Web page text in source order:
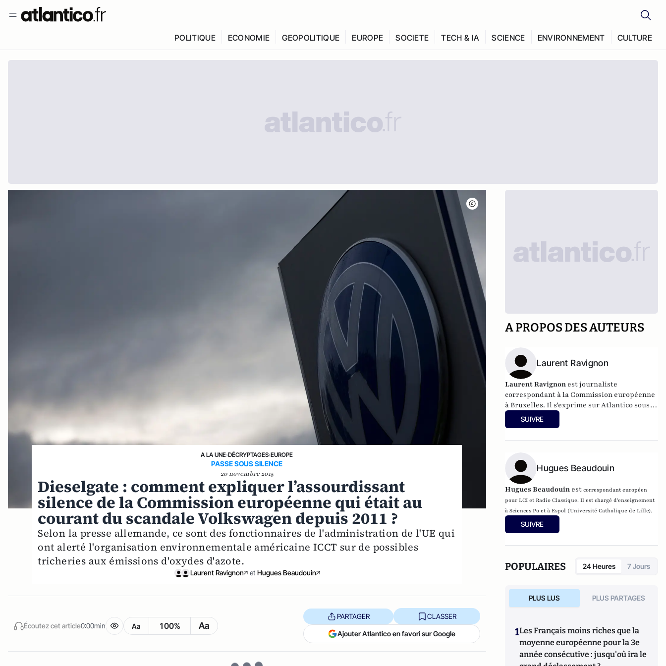
POLITIQUE ECONOMIE GEOPOLITIQUE EUROPE SOCIETE TECH & IA SCIENCE ENVIRONNEMENT CULTURE
A LA UNE›DÉCRYPTAGES›EUROPE
PASSE SOUS SILENCE
20 novembre 2015
Dieselgate : comment expliquer l’assourdissant
silence de la Commission européenne qui était au
courant du scandale Volkswagen depuis 2011 ?
Selon la presse allemande, ce sont des fonctionnaires de l'administration de l'UE qui
ont alerté l'organisation environnementale américaine ICCT sur de possibles
tricheries aux émissions d'oxydes d'azote.
Laurent Ravignon et Hugues Beaudouin
Écoutez cet article0:00min Aa 100% Aa
PARTAGER CLASSER
Ajouter Atlantico en favori sur Google
A PROPOS DES AUTEURS
Laurent Ravignon
Laurent Ravignon est journaliste
correspondant à la Commission européenne
à Bruxelles. Il s'exprime sur Atlantico sous
pseudonyme.
SUIVRE
Hugues Beaudouin
Hugues Beaudouin estcorrespondant européen
pour LCI et Radio Classique. Il est chargé d'enseignement
à Sciences Po et à Espol (Université Catholique de Lille).
SUIVRE
POPULAIRES 24 Heures 7 Jours
PLUS LUS PLUS PARTAGES
1Les Français moins riches que la
moyenne européenne pour la 3e
année consécutive : jusqu'où ira le